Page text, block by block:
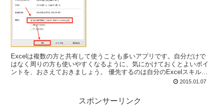
Excelは複数の方と共有して使うことも多いアプリです。自分だけで
はなく周りの方も使いやすくなるように、気にかけておくとよいポイ
ントを、おさえておきましょう。 優先するのは自分のExcelスキルの
2015.01.07
スポンサーリンク